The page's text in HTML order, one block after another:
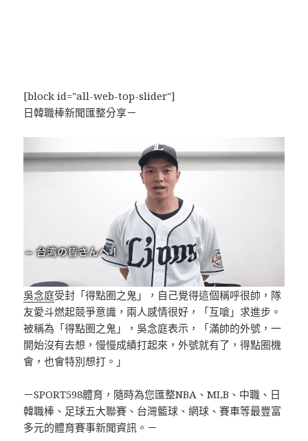
[block id="all-web-top-slider"]
日韓職棒新聞匯整分享－
吳念庭受封「得點圈之鬼」，自己覺得這個稱呼很帥，隊
友愛斗燃起競爭意識，兩人感情很好，「互嗆」求進步。
被稱為「得點圈之鬼」，吳念庭表示，「滿帥的外號，一
開始沒有去想，慢慢成績打起來，外號就有了，得點圈機
會，也會特別想打。」
－SPORT598體育，隨時為您匯整NBA、MLB、中職、日
韓職棒、足球五大聯賽、台灣籃球、網球、賽車等最豐富
多元的體育賽事新聞資訊。－